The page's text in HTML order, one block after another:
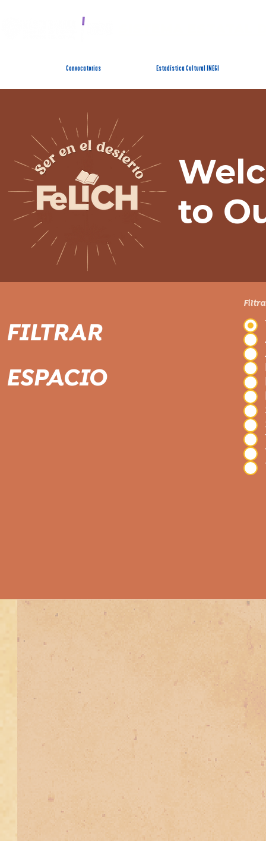
Convocatorias Estadística Cultural INEGI
to
FILTRAR
ESPACIO